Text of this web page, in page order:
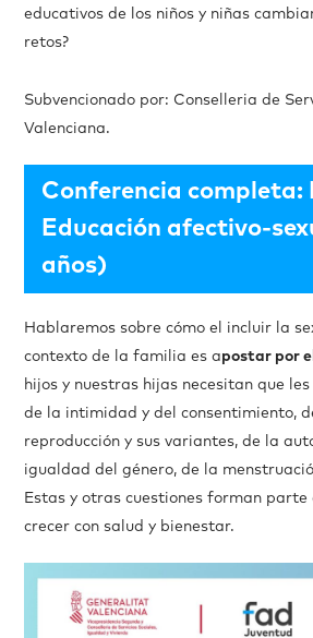
educativos de los niños y niñas
retos?
Subvencionado por: Conselleria de
Valenciana.
Conferencia completa:
Educación afectivo-
años)
Hablaremos sobre cómo el incluir la
contexto de la familia es apostar por
hijos y nuestras hijas necesitan que
de la intimidad y del consentimiento,
reproducción y sus variantes, de la
igualdad del género, de la
Estas y otras cuestiones forman
crecer con salud y bienestar.